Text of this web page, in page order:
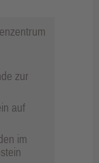
zur
auf
im